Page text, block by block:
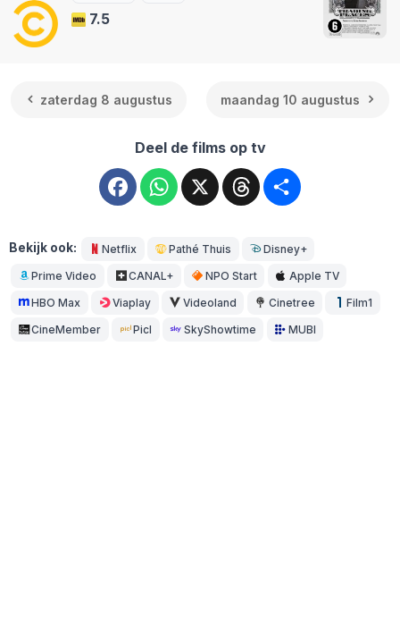
7.5
zaterdag 8 augustus maandag 10 augustus
Deel de films op tv
FacebookWhatsApp
X Threads
Bekijk ook: Netflix Pathé Thuis Disney+
Prime Video CANAL+ NPO Start Apple TV
HBO Max Viaplay Videoland Cinetree Film1
CineMember Picl SkyShowtime MUBI